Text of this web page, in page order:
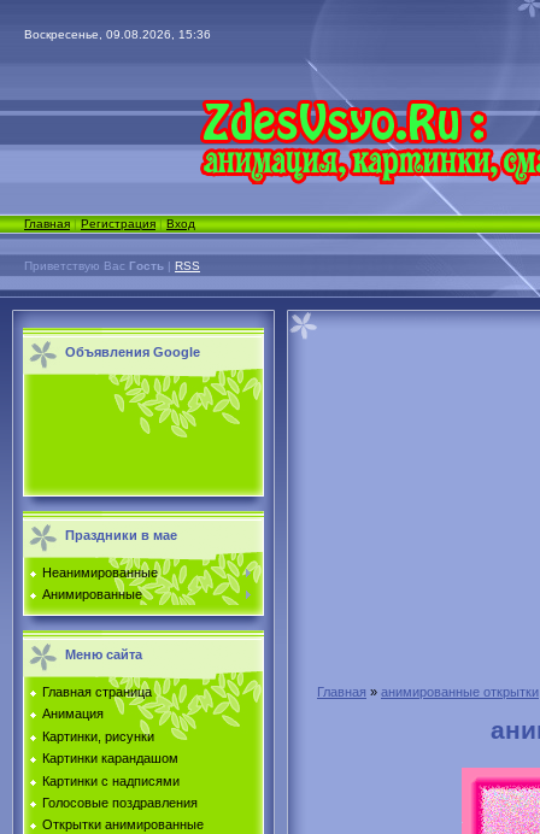
Воскресенье, 09.08.2026, 15:36
Главная|Регистрация|Вход
Приветствую Вас Гость | RSS
Объявления Google
Праздники в мае
Неанимированные
Анимированные
Меню сайта
Главная страница
Анимация
Картинки, рисунки
Картинки карандашом
Картинки с надписями
Голосовые поздравления
Открытки анимированные
Главная » анимированные открытки